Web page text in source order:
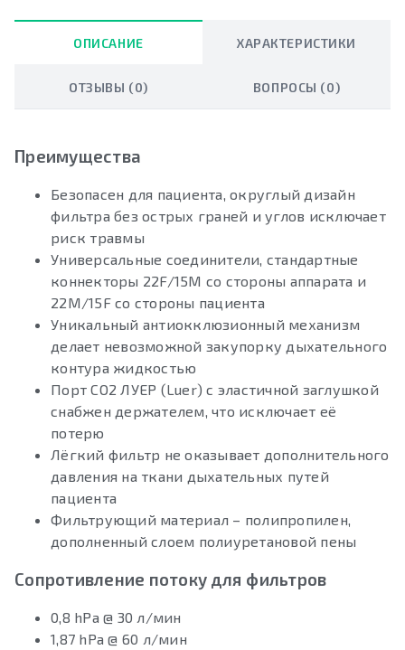
ОПИСАНИЕ ХАРАКТЕРИСТИКИ
ОТЗЫВЫ (0) ВОПРОСЫ (0)
Преимущества
Безопасен для пациента, округлый дизайн
фильтра без острых граней и углов исключает
риск травмы
Универсальные соединители, стандартные
коннекторы 22F/15M со стороны аппарата и
22M/15F со стороны пациента
Уникальный антиокклюзионный механизм
делает невозможной закупорку дыхательного
контура жидкостью
Порт СО2 ЛУЕР (Luer) с эластичной заглушкой
снабжен держателем, что исключает её
потерю
Лёгкий фильтр не оказывает дополнительного
давления на ткани дыхательных путей
пациента
Фильтрующий материал – полипропилен,
дополненный слоем полиуретановой пены
Сопротивление потоку для фильтров
0,8 hPa @ 30 л/мин
1,87 hPa @ 60 л/мин